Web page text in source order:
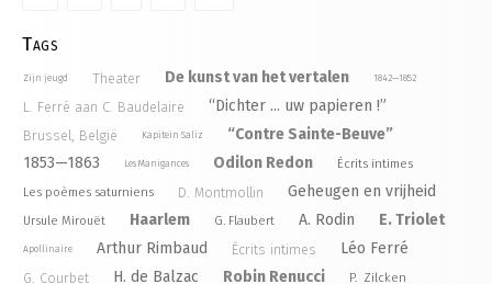
Tags
Zijn jeugd Theater De kunst van het vertalen 1842—1852
L. Ferré aan C. Baudelaire “Dichter ... uw papieren !”
Brussel, België Kapitein Saliz
“Contre Sainte-Beuve”
1853—1863
Les Manigances Odilon Redon
Écrits intimes
Les poèmes saturniens
D. Montmollin Geheugen en vrijheid
Ursule Mirouët Haarlem G. Flaubert A. Rodin E. Triolet
Apollinaire Arthur Rimbaud Écrits intimes Léo Ferré
G. Courbet H. de Balzac Robin Renucci P. Zilcken